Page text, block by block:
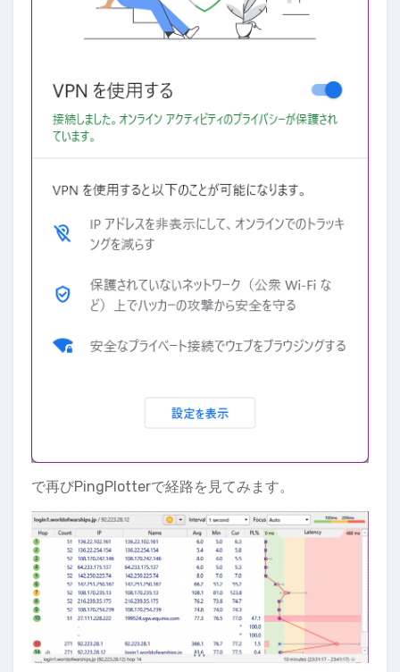
で再びPingPlotterで経路を見てみます。